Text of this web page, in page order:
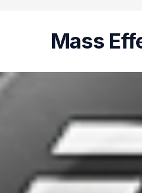
Mass